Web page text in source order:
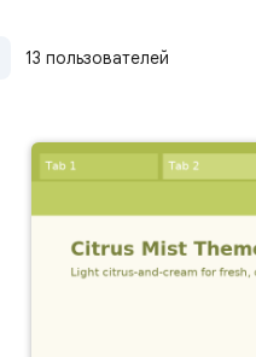
13 пользователей